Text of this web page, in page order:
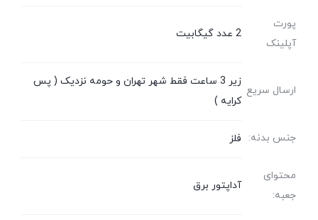
پورت
آپلینک
2 عدد گیگابیت
ارسال سریع
زیر 3 ساعت فقط شهر تهران و حومه نزدیک ( پس
کرایه )
جنس بدنه: فلز
محتوای
جعبه:
آداپتور برق